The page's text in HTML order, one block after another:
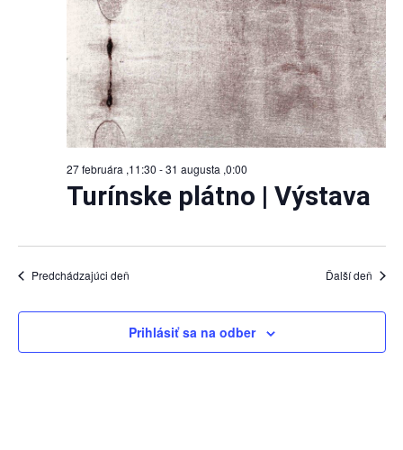
27 februára ,11:30 -31 augusta ,0:00
Turínske plátno | Výstava
Predchádzajúci deň Ďalší deň
Prihlásiť sa na odber